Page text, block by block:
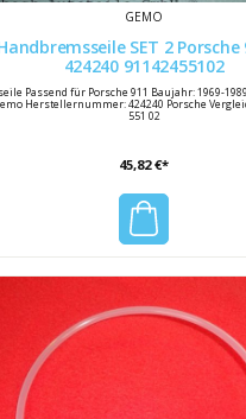
GEMO
SET 2 Porsche 911 Bj. 69-89
424240 91142455102
Passend für Porsche 911 Baujahr: 1969-
Herstellernummer: 424240 Porsche
551 02
45,82 €*